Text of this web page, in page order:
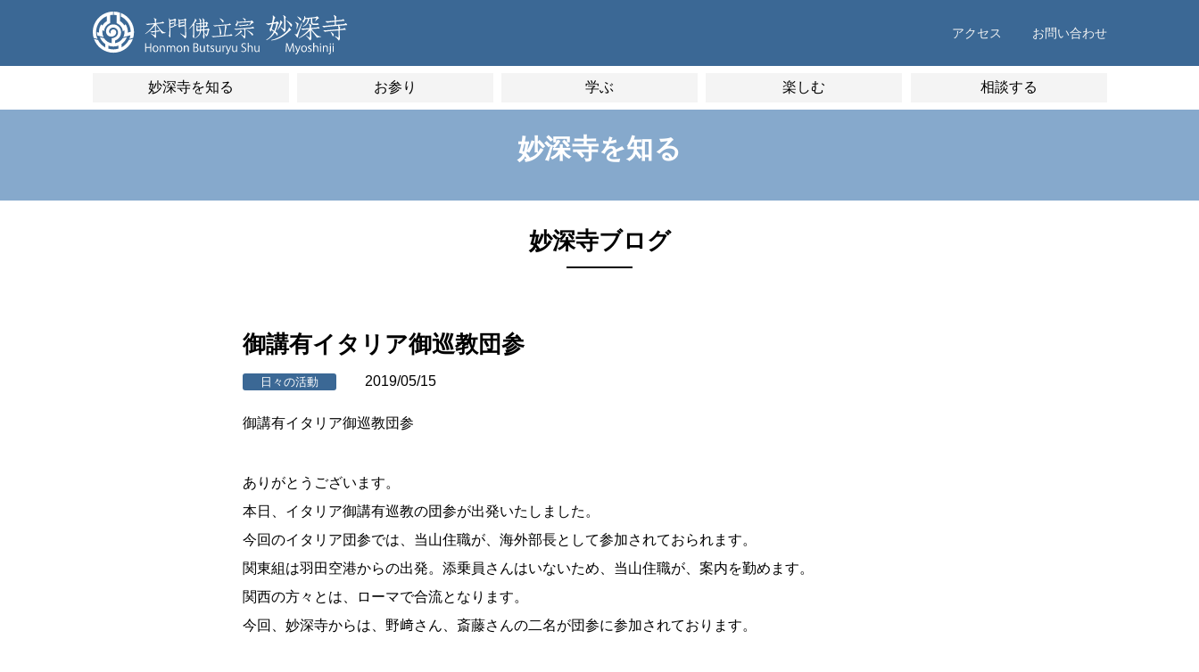
アクセス お問い合わせ
妙深寺を知る お参り 学ぶ 楽しむ 相談する
妙深寺を知る
妙深寺ブログ
御講有イタリア御巡教団参
日々の活動 2019/05/15
御講有イタリア御巡教団参
ありがとうございます。
本日、イタリア御講有巡教の団参が出発いたしました。
今回のイタリア団参では、当山住職が、海外部長として参加されておられます。
関東組は羽田空港からの出発。添乗員さんはいないため、当山住職が、案内を勤めます。
関西の方々とは、ローマで合流となります。
今回、妙深寺からは、野﨑さん、斎藤さんの二名が団参に参加されております。